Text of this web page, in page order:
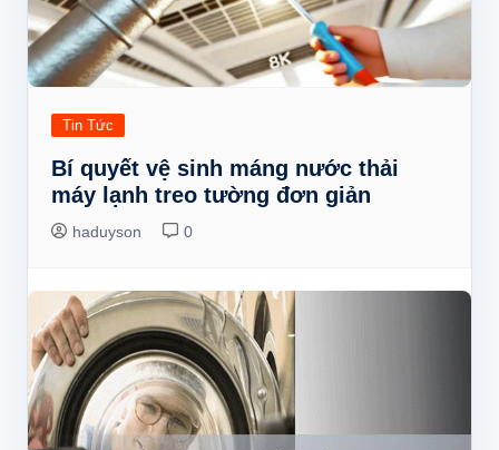
Tin Tức
Bí quyết vệ sinh máng nước thải
máy lạnh treo tường đơn giản
haduyson 0